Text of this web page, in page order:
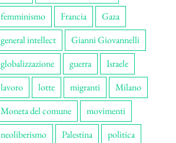
femminismo
Francia
Gaza
general intellect
Gianni Giovannelli
globalizzazione
guerra
Israele
lavoro
lotte migranti
Milano
Moneta del comune
movimenti
neoliberismo
Palestina
politica